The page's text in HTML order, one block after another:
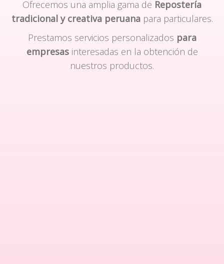
Ofrecemos una amplia gama de Repostería
tradicional y creativa peruanapara particulares.
Prestamos servicios personalizados para
empresasinteresadas en la obtención de
nuestros productos.